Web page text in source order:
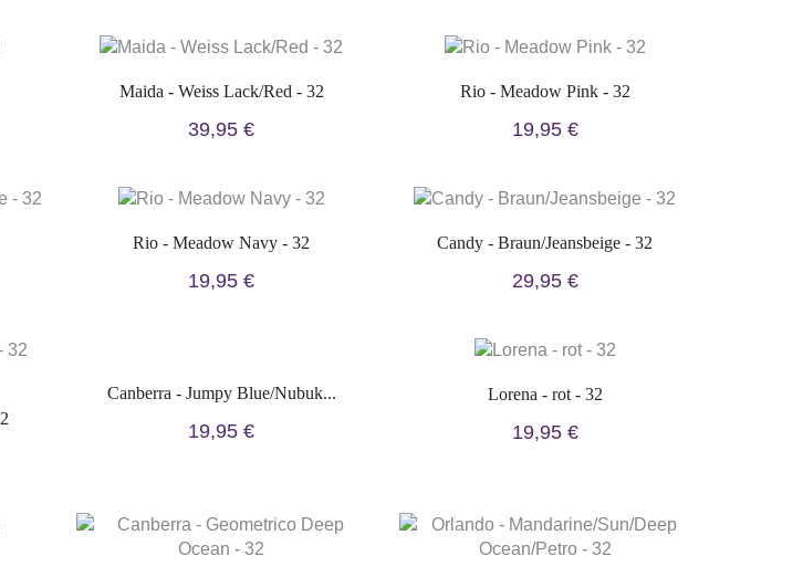
Maida - Weiss Lack/Red - 32
39,95 €
Rio - Meadow Pink - 32
19,95 €
Rio - Meadow Navy - 32
19,95 €
Candy - Braun/Jeansbeige - 32
29,95 €
Canberra - Jumpy Blue/Nubuk...
19,95 €
Lorena - rot - 32
19,95 €